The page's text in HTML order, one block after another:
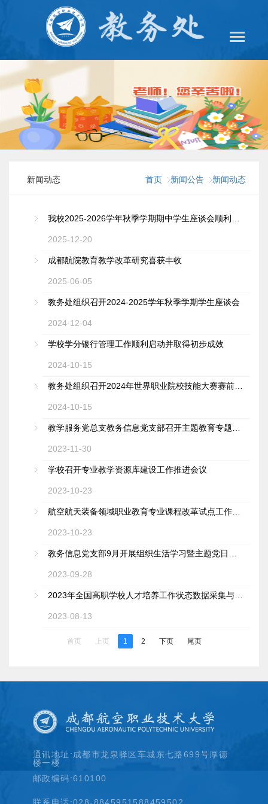
新闻动态 首页 新闻公告 新闻动态
2025-12-20
2025-06-05
成都航院教育教学改革研究喜获丰收
2024-12-04
教务处组织召开2024-2025学年秋季学期学生座谈会
2024-10-15
学校学分银行管理工作顺利启动并取得初步成效
2024-10-15
2023-11-30
2023-10-23
学校召开专业教学资源库建设工作推进会议
2023-10-23
2023-09-28
2023-08-13
首页 上页 1 2 下页 尾页
通讯地址:成都市龙泉驿区车城东七路699号厚德
楼一楼
邮政编码:610100